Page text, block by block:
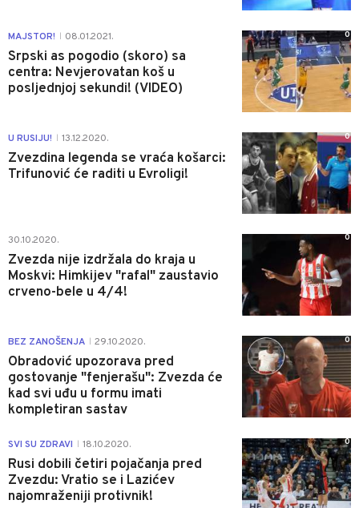
MAJSTOR! 08.01.2021.
Srpski as pogodio (skoro) sa
centra: Nevjerovatan koš u
posljednjoj sekundi! (VIDEO)
0
U RUSIJU! 13.12.2020.
Zvezdina legenda se vraća košarci:
Trifunović će raditi u Evroligi!
0
30.10.2020.
Zvezda nije izdržala do kraja u
Moskvi: Himkijev "rafal" zaustavio
crveno-bele u 4/4!
0
BEZ ZANOŠENJA 29.10.2020.
Obradović upozorava pred
gostovanje "fenjerašu": Zvezda će
kad svi uđu u formu imati
kompletiran sastav
0
SVI SU ZDRAVI 18.10.2020.
Rusi dobili četiri pojačanja pred
Zvezdu: Vratio se i Lazićev
najomraženiji protivnik!
0